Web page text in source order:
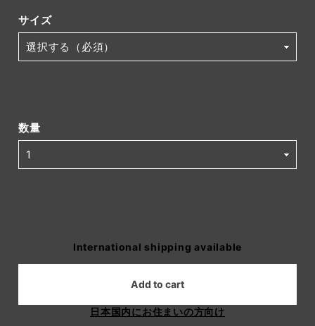
サイズ
数量
International shipping available
Add to cart
日本国内にお住まいの方向け